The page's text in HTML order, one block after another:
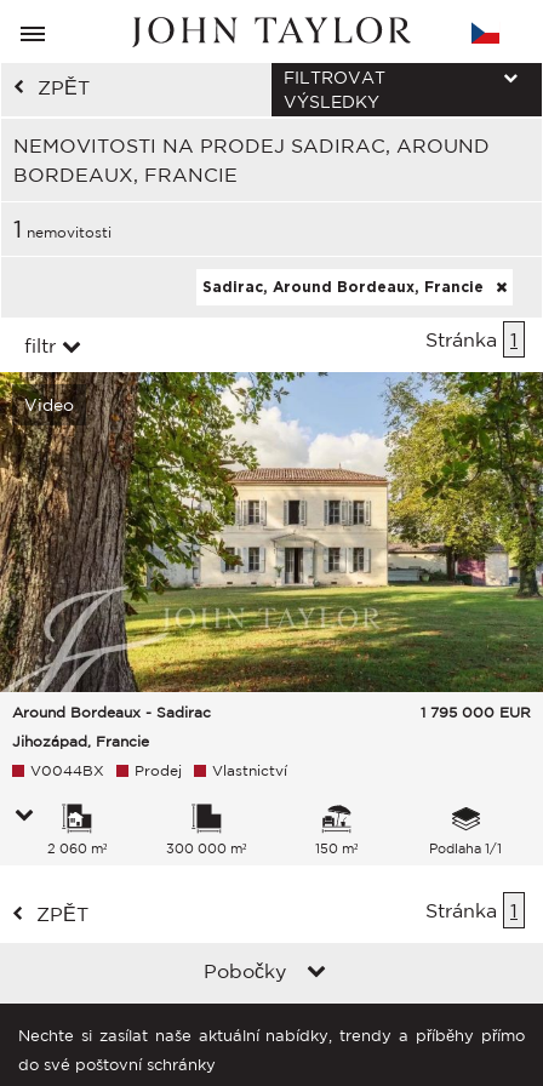
ZPĚT
NEMOVITOSTI NA PRODEJ SADIRAC, AROUND
BORDEAUX, FRANCIE
FILTROVAT
VÝSLEDKY
1 nemovitosti
Sadirac, Around Bordeaux, Francie
filtr Stránka 1
Video
Around Bordeaux - Sadirac
Jihozápad, Francie
1 795 000 EUR
V0044BX Prodej Vlastnictví
2 060 m² 300 000 m² 150 m² Podlaha 1/1
ZPĚT Stránka 1
Pobočky
Nechte si zasílat naše aktuální nabídky, trendy a příběhy přímo
do své poštovní schránky